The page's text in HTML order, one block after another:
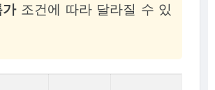
가조건에 따라 달라질 수 있